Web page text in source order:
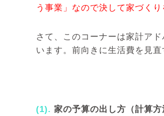
う事業」なので決して家づく
さて、このコーナーは家計ア
います。前向きに生活費を見
(1).家の予算の出し方（計算